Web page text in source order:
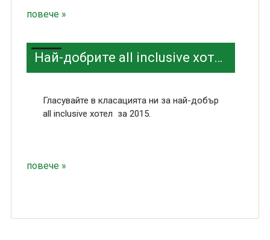
повече »
Най-добрите all inclusive хотели 5 звезди в София
Гласувайте в класацията ни за най-добър
all inclusive хотел за 2015.
повече »